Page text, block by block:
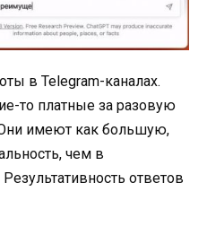
в Telegram-каналах.
то платные за разовую
Они имеют как большую,
чем в
ответов